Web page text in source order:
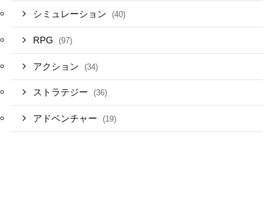
シミュレーション (40)
RPG (97)
アクション (34)
ストラテジー (36)
アドベンチャー (19)